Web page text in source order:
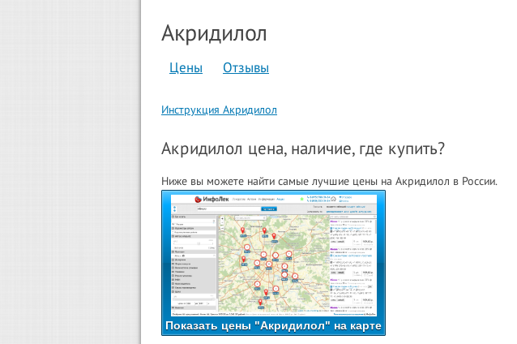
Акридилол
Цены Отзывы
Инструкция Акридилол
Акридилол цена, наличие, где купить?
Ниже вы можете найти самые лучшие цены на Акридилол в России.
Показать цены "Акридилол" на карте